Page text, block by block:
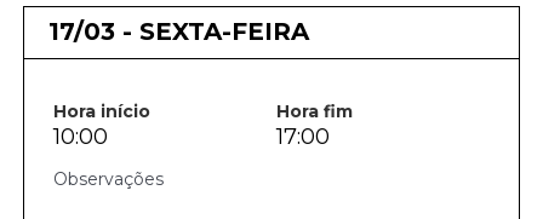
17/03 - SEXTA-FEIRA
Hora início Hora fim
10:00 17:00